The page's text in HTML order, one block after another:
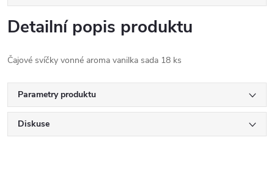
Detailní popis produktu
Čajové svíčky vonné aroma vanilka sada 18 ks
Parametry produktu
Diskuse